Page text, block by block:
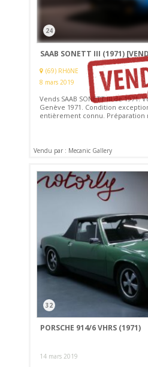
24
SAAB SONETT III (1971)
(69) RHôNE
8 mars 2019
Vends SAAB SONETT III de 1971.
Genève 1971. Condition
entièrement connu. Préparation
Vendu par : Mecanic Gallery
32
PORSCHE 914/6 VHRS (1971)
14 mars 2019